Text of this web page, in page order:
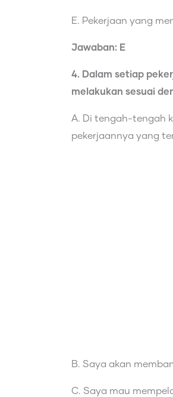
E. Pekerjaan yang
Jawaban: E
4. Dalam setiap
melakukan sesuai
A. Di tengah-tengah
pekerjaannya yang
B. Saya akan
C. Saya mau